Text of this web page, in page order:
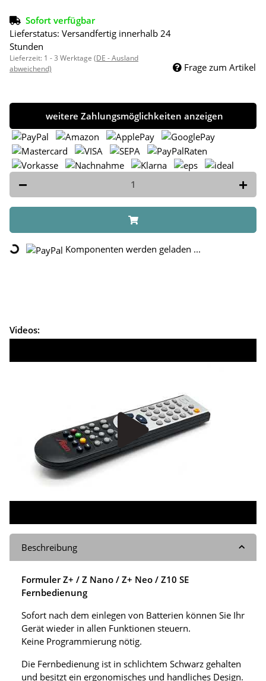
Sofort verfügbar
Lieferstatus: Versandfertig innerhalb 24
Stunden
Lieferzeit: 1 - 3 Werktage (DE - Ausland
abweichend)
Frage zum Artikel
weitere Zahlungsmöglichkeiten anzeigen
Loading... Komponenten werden geladen ...
Videos:
Beschreibung
Formuler Z+ / Z Nano / Z+ Neo / Z10 SE
Fernbedienung
Sofort nach dem einlegen von Batterien können Sie Ihr
Gerät wieder in allen Funktionen steuern.
Keine Programmierung nötig.
Die Fernbedienung ist in schlichtem Schwarz gehalten
und besitzt ein ergonomisches und handliches Design.